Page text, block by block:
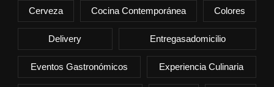
Cerveza Cocina Contemporánea Colores
Delivery Entregasadomicilio
Eventos Gastronómicos Experiencia Culinaria